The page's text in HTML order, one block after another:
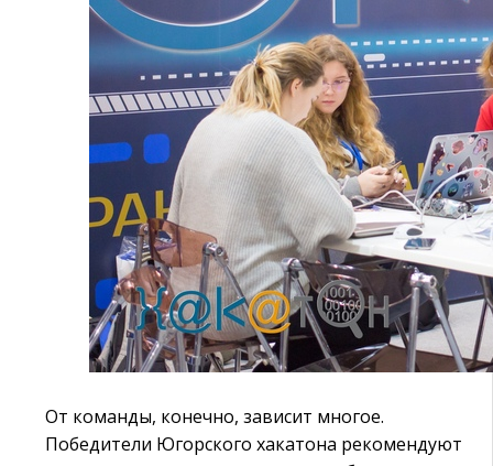
От команды, конечно, зависит многое.
Победители Югорского хакатона рекомендуют